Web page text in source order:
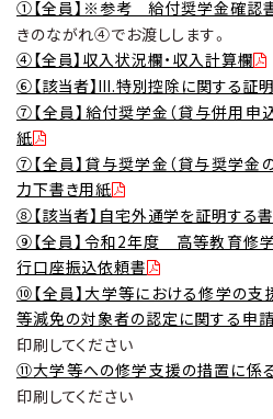
①【全員】※参考 給付奨学金確認書
きのながれ④でお渡しします。
④【全員】収入状況欄・収入計算欄
⑥【該当者】Ⅲ.特別控除に関する
⑦【全員】給付奨学金（貸与併用申
紙
⑦【全員】貸与奨学金（貸与奨学金
力下書き用紙
⑧【該当者】自宅外通学を証明する書
⑨【全員】令和2年度 高等教育修
行口座振込依頼書
⑩【全員】大学等における修学の
等減免の対象者の認定に関する申請
印刷してください
⑪大学等への修学支援の措置に係
印刷してください